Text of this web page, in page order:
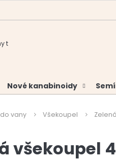
Nové kanabinoidy
vany Všekoupel
všekoupel